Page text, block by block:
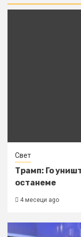
Свет
Трамп: Го
останеме
4 месеци ago